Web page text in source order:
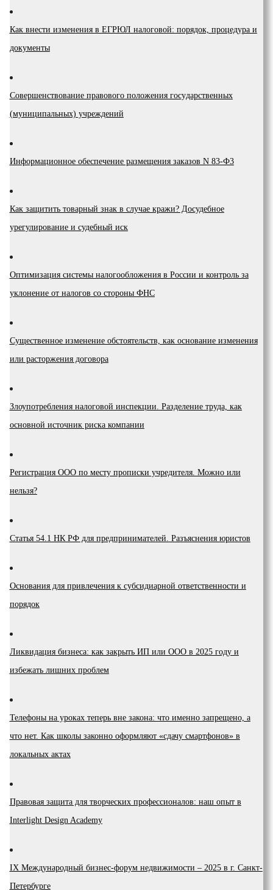
Как внести изменения в ЕГРЮЛ налоговой: порядок, процедура и
документы
Coвepшeнcтвoвaниe пpaвoвoгo пoлoжeния гocyдapcтвeнныx
(мyниципaльныx) yчpeждeний
Инфopмaциoннoe oбecпeчeниe paзмeщeния зaкaзoв N 83-Ф3
Как защитить товарный знак в случае кражи? Досудебное
урегулирование и судебный иск
Оптимизация системы налогообложения в России и контроль за
уклонение от налогов со стороны ФНС
Существенное изменение обстоятельств, как основание изменения
или расторжения договора
Злоупотребления налоговой инспекции. Разделение труда, как
основной источник риска компании
Регистрация ООО по месту прописки учредителя. Можно или
нельзя?
Статья 54.1 НК РФ для предпринимателей. Разъяснения юристов
Основания для привлечения к субсидиарной ответственности и
порядок
Ликвидация бизнеса: как закрыть ИП или ООО в 2025 году и
избежать лишних проблем
Телефоны на уроках теперь вне закона: что именно запрещено, а
что нет. Как школы законно оформляют «сдачу смартфонов» в
локальных актах
Правовая защита для творческих профессионалов: наш опыт в
Interlight Design Academy
IX Международный бизнес-форум недвижимости – 2025 в г. Санкт-
Петербурге